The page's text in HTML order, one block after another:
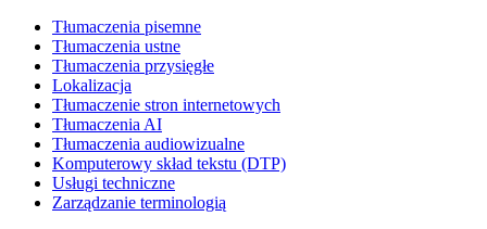
Tłumaczenia pisemne
Tłumaczenia ustne
Tłumaczenia przysięgłe
Lokalizacja
Tłumaczenie stron internetowych
Tłumaczenia AI
Tłumaczenia audiowizualne
Komputerowy skład tekstu (DTP)
Usługi techniczne
Zarządzanie terminologią